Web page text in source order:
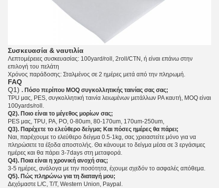
Συσκευασία & ναυτιλία
Λεπτομέρειες συσκευασίας: 100yard/roll, 2roll/CTN, ή είναι επάνω στην
επιλογή του πελάτη
Χρόνος παράδοσης: Σταλμένος σε 2 ημέρες μετά από την πληρωμή.
FAQ
Q1) . Πόσο περίπου MOQ συγκολλητικής ταινίας σας σας;
TPU μας, PES, συγκολλητική ταινία λειωμένων μετάλλων PA καυτή, MOQ είναι
100yards/roll.
Q2). Ποιο είναι το μέγεθος μορίων σας;
PES μας, TPU, PA, PO, 0-80um, 80-170um, 170um-250um,
Q3). Παρέχετε το ελεύθερο δείγμα; Και πόσες ημέρες θα πάρει;
Ναι, παρέχουμε το ελεύθερο δείγμα 0.5-1kg, σας χρειαστείτε μόνο για να
πληρώσετε τα έξοδα αποστολής. Θα κάνουμε το δείγμα μέσα σε 3 εργάσιμες
ημέρες και θα πάρει 3-7days στη μεταφορά.
Q4). Ποια είναι η χρονική ανοχή σας;
3-5 ημέρες, ανάλογα με την ποσότητα, έχουμε σχεδόν το ασφαλές απόθεμα.
Q5). Πώς πληρώνω για τη διαταγή μου;
Δεχόμαστε L/C, T/T, Western Union, Paypal.